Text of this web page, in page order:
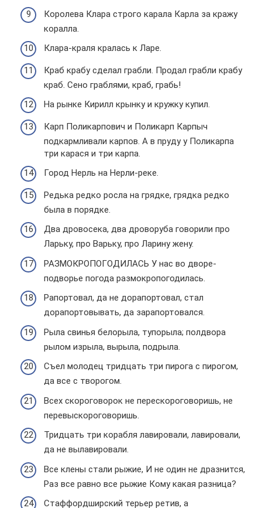
Королева Клара строго карала Карла за кражу
коралла.
Клара-краля кралась к Ларе.
Краб крабу сделал грабли. Продал грабли крабу
краб. Сено граблями, краб, грабь!
На рынке Кирилл крынку и кружку купил.
Карп Поликарпович и Поликарп Карпыч
подкармливали карпов. А в пруду у Поликарпа
три карася и три карпа.
Город Нерль на Нерли-реке.
Редька редко росла на грядке, грядка редко
была в порядке.
Два дровосека, два дроворуба говорили про
Ларьку, про Варьку, про Ларину жену.
РАЗМОКРОПОГОДИЛАСЬ У нас во дворе-
подворье погода размокропогодилась.
Рапортовал, да не дорапортовал, стал
дорапортовывать, да зарапортовался.
Рыла свинья белорыла, тупорыла; полдвора
рылом изрыла, вырыла, подрыла.
Съел молодец тридцать три пирога с пирогом,
да все с творогом.
Всех скороговорок не перескороговоришь, не
перевыскороговоришь.
Тридцать три корабля лавировали, лавировали,
да не вылавировали.
Все клены стали рыжие, И не один не дразнится,
Раз все равно все рыжие Кому какая разница?
Стаффордширский терьер ретив, а